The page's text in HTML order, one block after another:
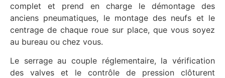
complet et prend en charge le démontage des
anciens pneumatiques, le montage des neufs et le
centrage de chaque roue sur place, que vous soyez
au bureau ou chez vous.
Le serrage au couple réglementaire, la vérification
des valves et le contrôle de pression clôturent